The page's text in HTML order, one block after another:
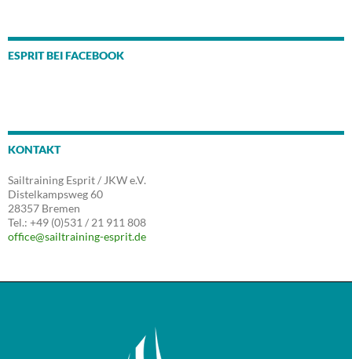
ESPRIT BEI FACEBOOK
KONTAKT
Sailtraining Esprit / JKW e.V.
Distelkampsweg 60
28357 Bremen
Tel.: +49 (0)531 / 21 911 808
office@sailtraining-esprit.de